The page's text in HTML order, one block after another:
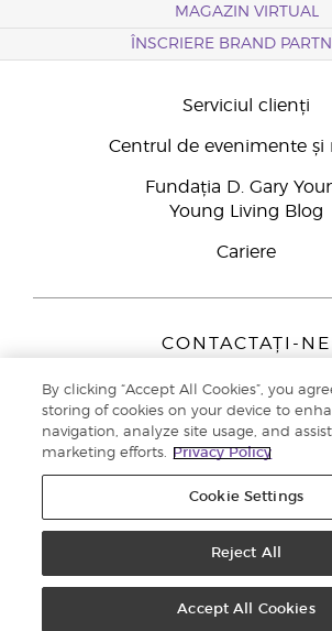
MAGAZIN VIRTUAL
ÎNSCRIERE BRAND
Serviciul clienți
Centrul de evenimente și
Fundația D. Gary
Young Living Blog
Cariere
CONTACTAȚI-NE
Peizerweg 97
9727 AJ Groningen
Netherlands
Înscriere Brand Partners0800
Politica de
By clicking “Accept All Cookies”, you
storing of cookies on your device to
navigation, analyze site usage, and
marketing efforts.
Privacy Policy
Cookie Settings
Reject All
Accept All Cookies